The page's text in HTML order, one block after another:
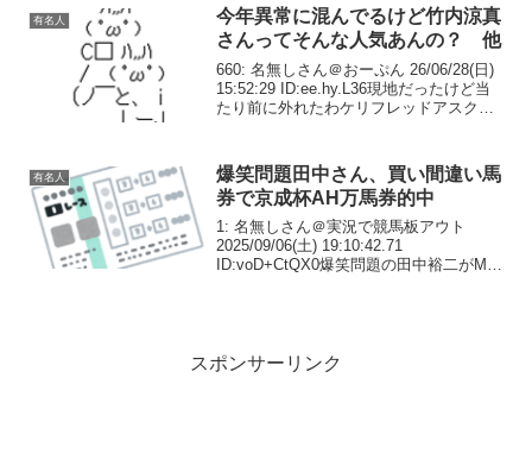
有名人
今年異常に混んでるけど竹内涼真
さんってそんな人気あんの？ 他
660: 名無しさん＠おーぷん 26/06/28(日)
15:52:29 ID:ee.hy.L36現地だったけど当
たり前に外れたわケリフレッドアスクは
しさん＠おー...
有名人
爆笑問題田中さん、買い間違い馬
券で京成杯AH万馬券的中
1: 名無しさん＠実況で競馬板アウト
2025/09/06(土) 19:10:42.71
ID:voD+CtQX0爆笑問題の田中裕二がMC
スポンサーリンク